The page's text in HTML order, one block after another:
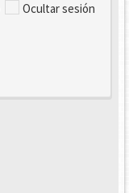
Ocultar sesión